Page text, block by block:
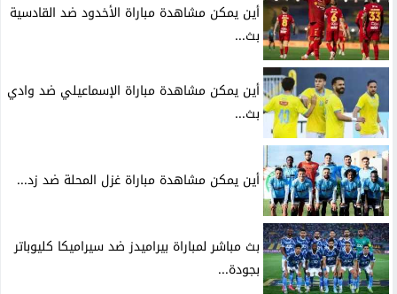
أين يمكن مشاهدة مباراة الأخدود ضد القادسية
بث...
أين يمكن مشاهدة مباراة الإسماعيلي ضد وادي
بث...
أين يمكن مشاهدة مباراة غزل المحلة ضد زد...
بث مباشر لمباراة بيراميدز ضد سيراميكا كليوباتر
بجودة...